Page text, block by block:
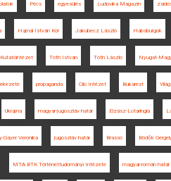
Pécs egyesülés Ludovika Magazin
Hajnal István Kör Jakubecz László Habsburgok
Kutatóintézet Tóth István Tóth László Nyugat-
propaganda Clio Intézet Bukarest Világ
Ukrajna magyar-jugoszláv határ Elzász-Lotaringia
Gayer Veronika jugoszláv határ Brassó Bödők
MTA BTK Történettudományi Intézete magyar-román határ